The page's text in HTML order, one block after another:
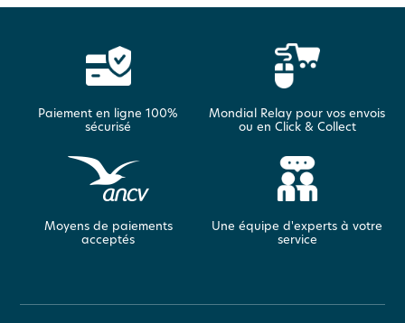
Paiement en ligne 100%
sécurisé
Mondial Relay pour vos envois
ou en Click & Collect
Moyens de paiements
acceptés
Une équipe d'experts à votre
service